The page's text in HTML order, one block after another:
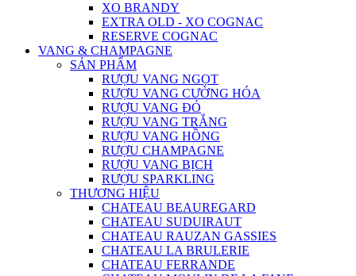
XO BRANDY
EXTRA OLD - XO COGNAC
RESERVE COGNAC
VANG & CHAMPAGNE
SẢN PHẨM
RƯỢU VANG NGỌT
RƯỢU VANG CƯỜNG HÓA
RƯỢU VANG ĐỎ
RƯỢU VANG TRẮNG
RƯỢU VANG HỒNG
RƯỢU CHAMPAGNE
RƯỢU VANG BỊCH
RƯỢU SPARKLING
THƯƠNG HIỆU
CHATEAU BEAUREGARD
CHATEAU SUDUIRAUT
CHATEAU RAUZAN GASSIES
CHATEAU LA BRULERIE
CHATEAU FERRANDE